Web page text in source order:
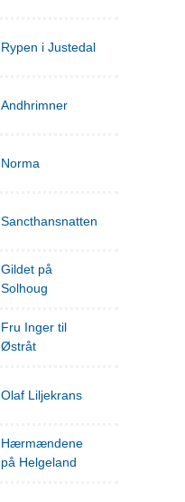
Rypen i Justedal
Andhrimner
Norma
Sancthansnatten
Gildet på
Solhoug
Fru Inger til
Østråt
Olaf Liljekrans
Hærmændene
på Helgeland